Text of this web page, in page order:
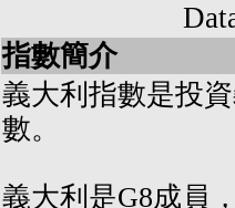
指數簡介
義大利指數是投
數。
義大利是G8成員